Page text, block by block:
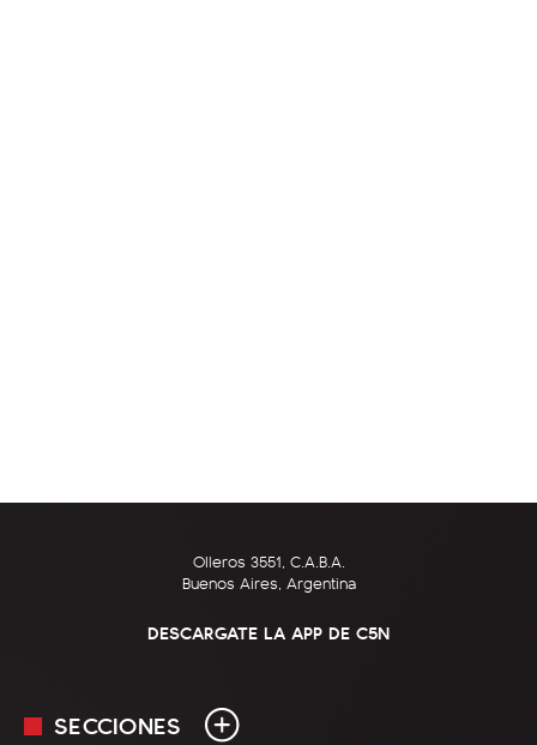
Olleros 3551, C.A.B.A.
Buenos Aires, Argentina
DESCARGATE LA APP DE C5N
SECCIONES